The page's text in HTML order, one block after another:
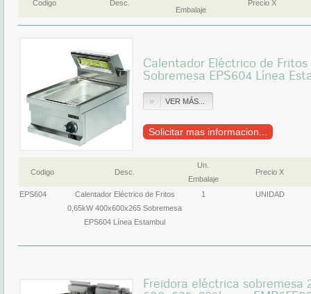
Codigo Desc.
Embalaje
Precio X
Calentador Eléctrico de
Sobremesa EPS604 Línea
VER MÁS...
Solicitar mas informacion...
Codigo Desc.
Un.
Embalaje
Precio X
EPS604
Calentador Eléctrico de Fritos
0,65kW 400x600x265 Sobremesa
EPS604 Línea Estambul
1 UNIDAD
Freidora eléctrica sobremesa